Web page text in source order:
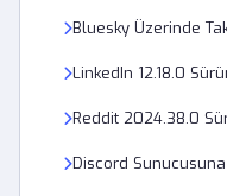
Bluesky Üzerinde
LinkedIn 12.18.0
Reddit 2024.38.0
Discord